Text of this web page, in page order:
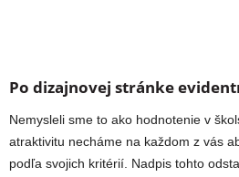
Po dizajnovej stránke
Nemysleli sme to ako hodnotenie v
atraktivitu necháme na každom z vás
podľa svojich kritérií. Nadpis tohto